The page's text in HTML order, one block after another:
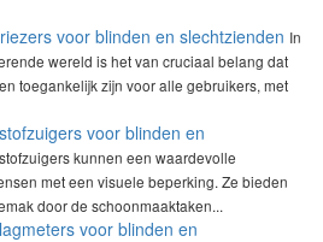
voor blinden en slechtzienden In
wereld is het van cruciaal belang dat
toegankelijk zijn voor alle gebruikers, met
voor blinden en
kunnen een waardevolle
met een visuele beperking. Ze bieden
door de schoonmaaktaken...
voor blinden en